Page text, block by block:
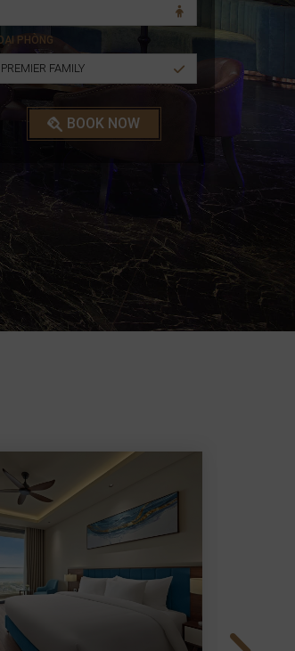
PHÒNG
PREMIER FAMILY
BOOK NOW